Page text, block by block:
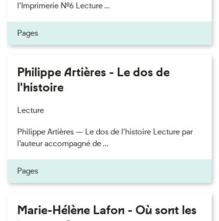
l’Imprimerie n°6 Lecture ...
Pages
Philippe Artières - Le dos de
l'histoire
Lecture
Philippe Artières — Le dos de l’histoire Lecture par
l’auteur accompagné de ...
Pages
Marie-Hélène Lafon - Où sont les